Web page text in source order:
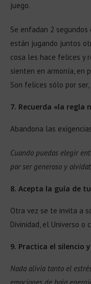
juego.
Se enfadan 2
están jugando juntos
cosa les hace felices y
sienten en armonía, en
Son felices sólo por
7. Recuerda «la regla
Abandona las
Cuando puedas elegir
por ser generoso y
8. Acepta la guía de
Otra vez se te invita a
Divinidad, el Universo
9. Practica el silencio
Nada alivia tanto el